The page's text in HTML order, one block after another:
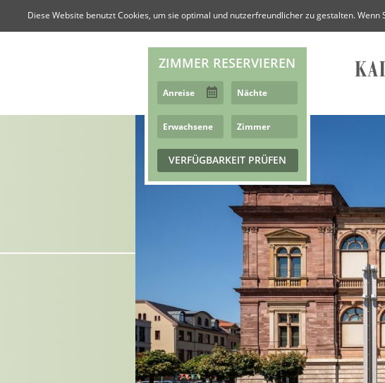
ZIMMER RESERVIEREN
Diese Website benutzt Cookies, um sie optimal und nutzerfreundlicher zu gestalten.